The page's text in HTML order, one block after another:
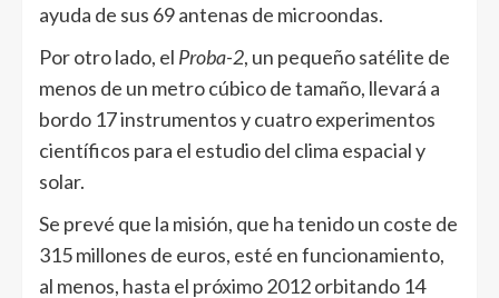
ayuda de sus 69 antenas de microondas.
Por otro lado, el Proba-2, un pequeño satélite de
menos de un metro cúbico de tamaño, llevará a
bordo 17 instrumentos y cuatro experimentos
científicos para el estudio del clima espacial y
solar.
Se prevé que la misión, que ha tenido un coste de
315 millones de euros, esté en funcionamiento,
al menos, hasta el próximo 2012 orbitando 14